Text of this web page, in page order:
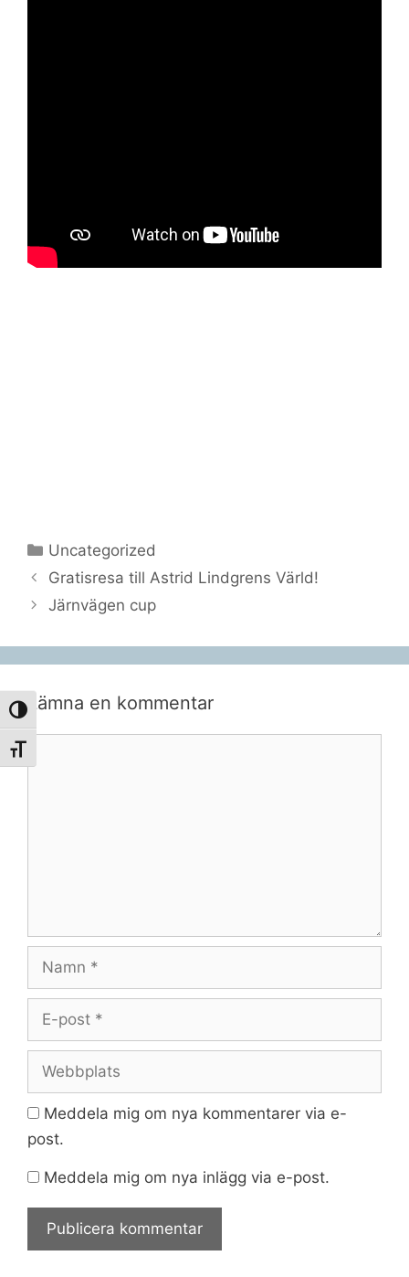
Slå på/av hög kontrast
Slå på/av textstorlek
Kategorier
Uncategorized
Gratisresa till Astrid Lindgrens Värld!
Järnvägen cup
Lämna en kommentar
post
Meddela mig om nya kommentarer via e-
post.
Meddela mig om nya inlägg via e-post.